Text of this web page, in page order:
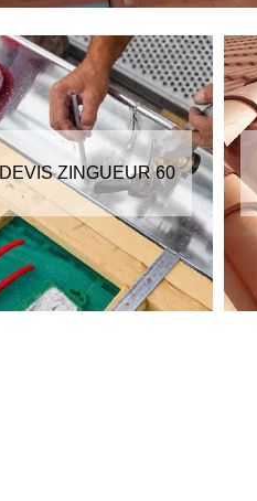
DEVIS ZINGUEUR 60